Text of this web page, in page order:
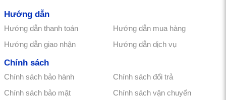
Hướng dẫn
Hướng dẫn thanh toán
Hướng dẫn mua hàng
Hướng dẫn giao nhận
Hướng dẫn dịch vụ
Chính sách
Chính sách bảo hành
Chính sách đổi trả
Chính sách bảo mật
Chính sách vận chuyển